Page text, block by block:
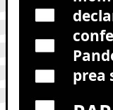
prea